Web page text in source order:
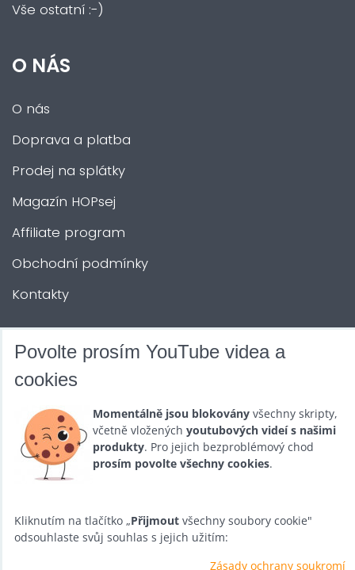
Vše ostatní :-)
O NÁS
O nás
Doprava a platba
Prodej na splátky
Magazín HOPsej
Affiliate program
Obchodní podmínky
Kontakty
DALŠÍ SLUŽBY
Půjčovna
Promotéři
Kurzy a setkání
Velkoobchod
Nabídka práce
Povolte prosím YouTube videa a
cookies
Momentálně jsou blokovány všechny skripty,
včetně vložených youtubových videí s našimi
produkty. Pro jejich bezproblémový chod
prosím povolte všechny cookies.
Kliknutím na tlačítko „Přijmout všechny soubory cookie"
odsouhlaste svůj souhlas s jejich užitím:
Zásady ochrany soukromí